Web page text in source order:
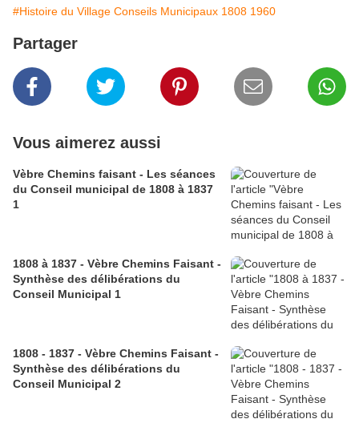
#Histoire du Village Conseils Municipaux 1808 1960
Partager
Vous aimerez aussi
Vèbre Chemins faisant - Les séances
du Conseil municipal de 1808 à 1837
1
1808 à 1837 - Vèbre Chemins Faisant -
Synthèse des délibérations du
Conseil Municipal 1
1808 - 1837 - Vèbre Chemins Faisant -
Synthèse des délibérations du
Conseil Municipal 2